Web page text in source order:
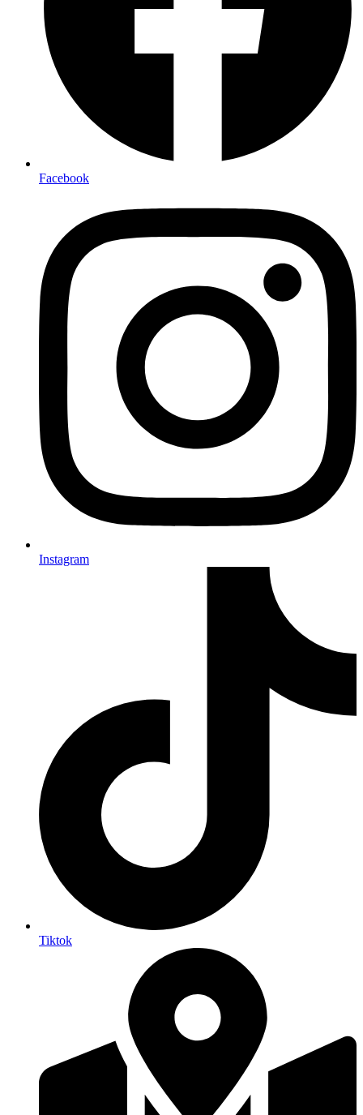
Facebook
Instagram
Tiktok